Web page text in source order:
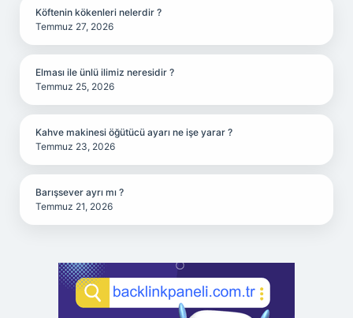
Köftenin kökenleri nelerdir ?
Temmuz 27, 2026
Elması ile ünlü ilimiz neresidir ?
Temmuz 25, 2026
Kahve makinesi öğütücü ayarı ne işe yarar ?
Temmuz 23, 2026
Barışsever ayrı mı ?
Temmuz 21, 2026